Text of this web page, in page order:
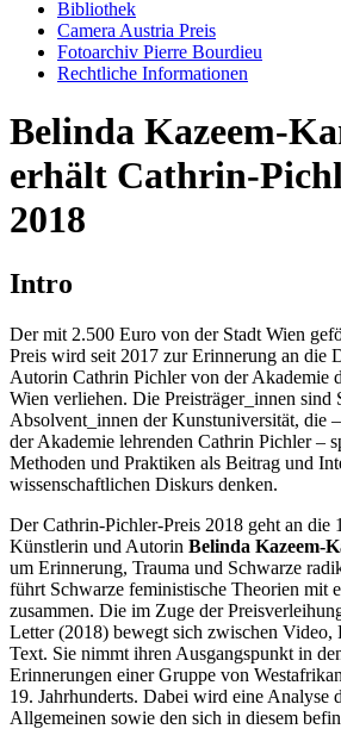
Bibliothek
Camera Austria Preis
Fotoarchiv Pierre Bourdieu
Rechtliche Informationen
Belinda Kazeem-
erhält Cathrin-
2018
Intro
Der mit 2.500 Euro von der Stadt Wien
Preis wird seit 2017 zur Erinnerung an die
Autorin Cathrin Pichler von der Akademie
Wien verliehen. Die Preisträger_innen sind
Absolvent_innen der Kunstuniversität, die
der Akademie lehrenden Cathrin Pichler –
Methoden und Praktiken als Beitrag und
wissenschaftlichen Diskurs denken.
Der Cathrin-Pichler-Preis 2018 geht an die
Künstlerin und Autorin Belinda Kazeem-
um Erinnerung, Trauma und Schwarze
führt Schwarze feministische Theorien mit
zusammen. Die im Zuge der
Letter (2018) bewegt sich zwischen Video,
Text. Sie nimmt ihren Ausgangspunkt in
Erinnerungen einer Gruppe von
19. Jahrhunderts. Dabei wird eine Analyse
Allgemeinen sowie den sich in diesem